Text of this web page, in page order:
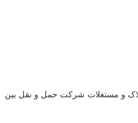
برساند به نقل از طیب عونی مدیر املاک و مستغلات شرکت حمل و نقل بین